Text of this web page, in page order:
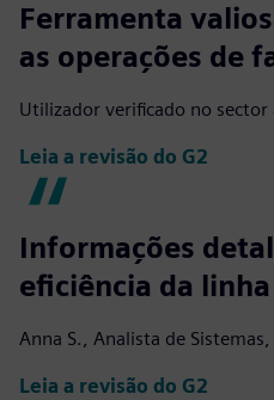
Ferramenta
as operações de
Utilizador verificado no
Leia a revisão do G2
Informações
eficiência da
Anna S., Analista de Sistemas,
Leia a revisão do G2